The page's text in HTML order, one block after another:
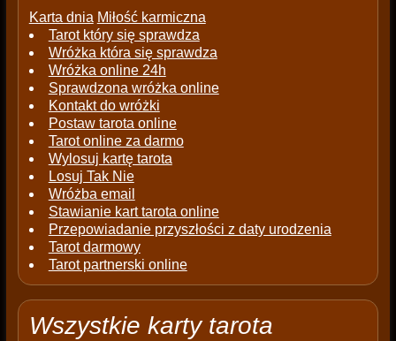
Karta dnia Miłość karmiczna
Tarot który się sprawdza
Wróżka która się sprawdza
Wróżka online 24h
Sprawdzona wróżka online
Kontakt do wróżki
Postaw tarota online
Tarot online za darmo
Wylosuj kartę tarota
Losuj Tak Nie
Wróżba email
Stawianie kart tarota online
Przepowiadanie przyszłości z daty urodzenia
Tarot darmowy
Tarot partnerski online
Wszystkie karty tarota